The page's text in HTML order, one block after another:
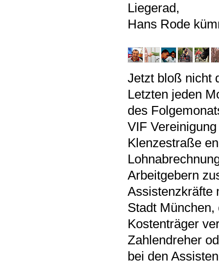
Liegerad,
Hans Rode
Jetzt bloß nicht
Letzten jeden
des
VIF
Klenzestraße
Arbeitgebern
Assistenzkräfte
Stadt
Kostenträger
Zahlendreher
bei den